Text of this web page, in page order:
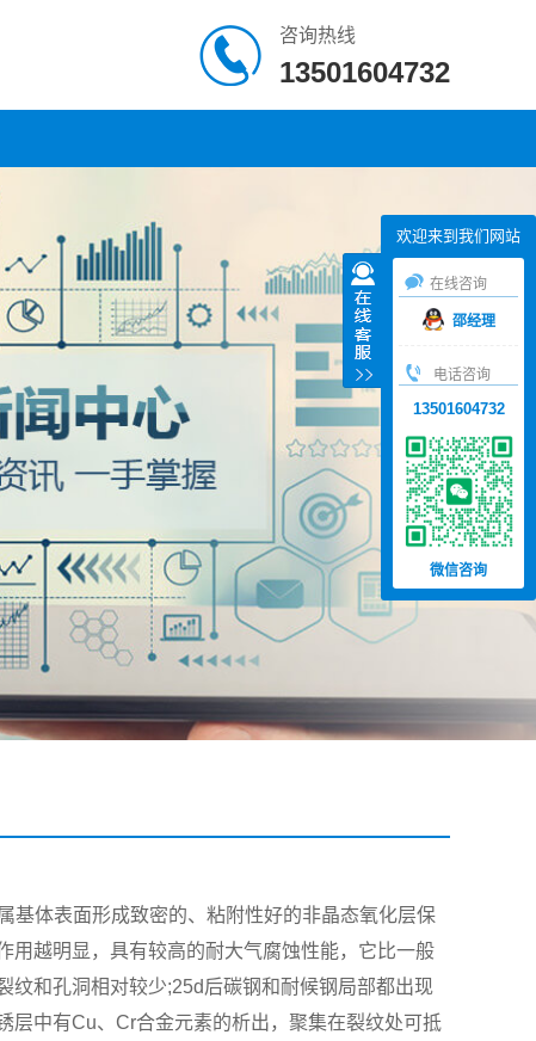
咨询热线
13501604732
基体表面形成致密的、粘附性好的非晶态氧化层保
用越明显，具有较高的耐大气腐蚀性能，它比一般
纹和孔洞相对较少;25d后碳钢和耐候钢局部都出现
层中有Cu、Cr合金元素的析出，聚集在裂纹处可抵
欢迎来到我们网站
在线咨询
邵经理
电话咨询
13501604732
微信咨询